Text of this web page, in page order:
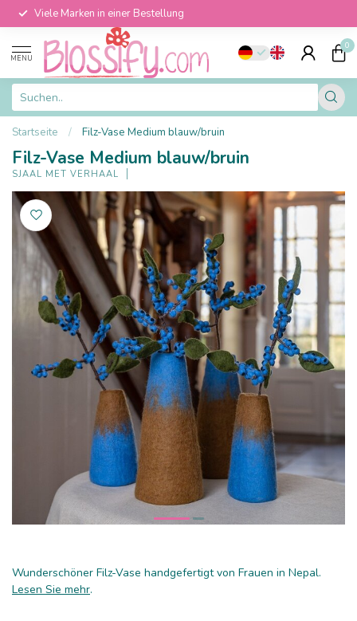
Viele Marken in einer Bestellung
MENU
0
Startseite / Filz-Vase Medium blauw/bruin
Filz-Vase Medium blauw/bruin
SJAAL MET VERHAAL
Wunderschöner Filz-Vase handgefertigt von Frauen in Nepal.
Lesen Sie mehr.